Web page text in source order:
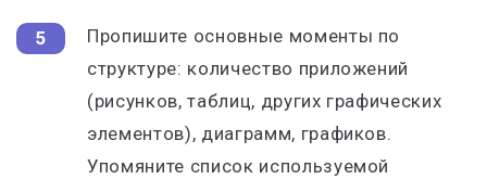
Пропишите основные моменты по
структуре: количество приложений
(рисунков, таблиц, других графических
элементов), диаграмм, графиков.
Упомяните список используемой